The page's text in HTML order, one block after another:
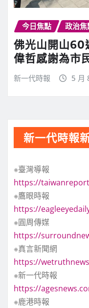
今日焦點 政治焦
佛光山開山60
偉哲感謝為市
新一代時報 5 月
新一代時報
※臺灣導報
https://
※鷹眼時報
https://
※圓周傳媒
https://
※真言新聞網
https://
※新一代時報
https://
※鹿港時報